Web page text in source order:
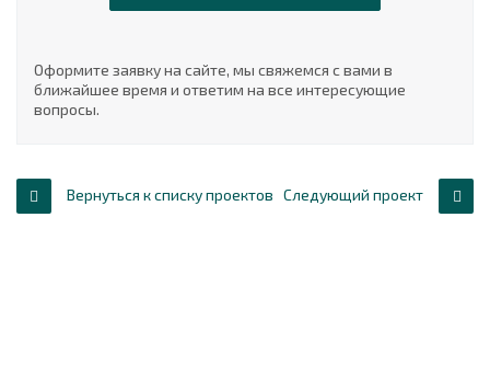
Оформите заявку на сайте, мы свяжемся с вами в
ближайшее время и ответим на все интересующие
вопросы.
Вернуться к списку проектов Следующий проект